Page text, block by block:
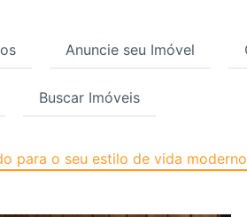
Anuncie seu Imóvel
Buscar Imóveis
para o seu estilo de vida